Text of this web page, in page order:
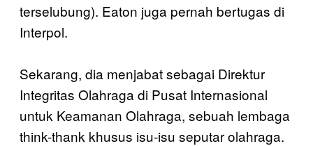
terselubung). Eaton juga pernah bertugas di
Interpol.
Sekarang, dia menjabat sebagai Direktur
Integritas Olahraga di Pusat Internasional
untuk Keamanan Olahraga, sebuah lembaga
think-thank khusus isu-isu seputar olahraga.